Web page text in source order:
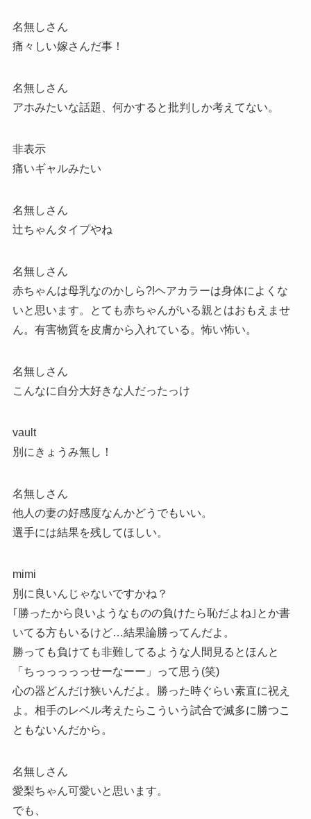
名無しさん
痛々しい嫁さんだ事！
名無しさん
アホみたいな話題、何かすると批判しか考えてない。
非表示
痛いギャルみたい
名無しさん
辻ちゃんタイプやね
名無しさん
赤ちゃんは母乳なのかしら?!ヘアカラーは身体によくな
いと思います。とても赤ちゃんがいる親とはおもえませ
ん。有害物質を皮膚から入れている。怖い怖い。
名無しさん
こんなに自分大好きな人だったっけ
vault
別にきょうみ無し！
名無しさん
他人の妻の好感度なんかどうでもいい。
選手には結果を残してほしい。
mimi
別に良いんじゃないですかね？
｢勝ったから良いようなものの負けたら恥だよね｣とか書
いてる方もいるけど…結果論勝ってんだよ。
勝っても負けても非難してるような人間見るとほんと
「ちっっっっっせーなーー」って思う(笑)
心の器どんだけ狭いんだよ。勝った時ぐらい素直に祝え
よ。相手のレベル考えたらこういう試合で滅多に勝つこ
ともないんだから。
名無しさん
愛梨ちゃん可愛いと思います。
でも、